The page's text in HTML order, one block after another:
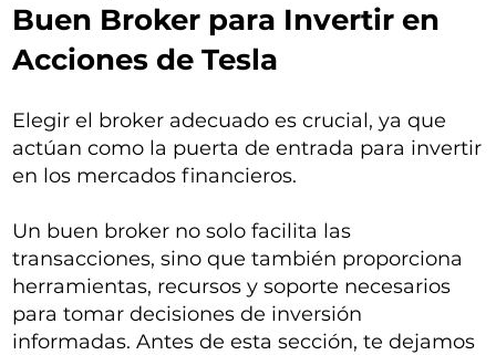
Buen Broker para Invertir en
Acciones de Tesla
Elegir el broker adecuado es crucial, ya que
actúan como la puerta de entrada para invertir
en los mercados financieros.
Un buen broker no solo facilita las
transacciones, sino que también proporciona
herramientas, recursos y soporte necesarios
para tomar decisiones de inversión
informadas. Antes de esta sección, te dejamos